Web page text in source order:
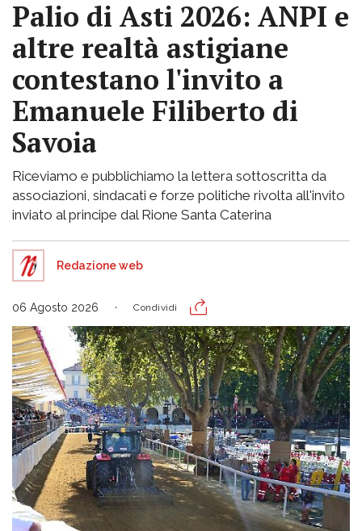
Palio di Asti 2026: ANPI e
altre realtà astigiane
contestano l'invito a
Emanuele Filiberto di
Savoia
Riceviamo e pubblichiamo la lettera sottoscritta da
associazioni, sindacati e forze politiche rivolta all'invito
inviato al principe dal Rione Santa Caterina
Redazione web
06 Agosto 2026 Condividi